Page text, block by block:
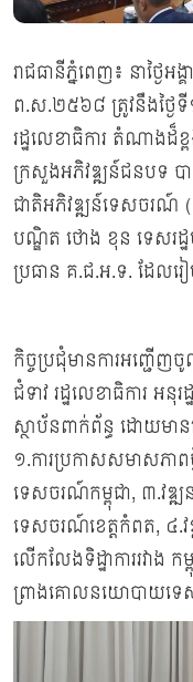
រាជធានីភ្នំពេញ៖ នាថ្ងៃអ
ព.ស.២៥៦៨ ត្រូវនឹងថ្ងៃ
រដ្ឋលេខាធិការ តំណាងដ៏ខ្
ក្រសួងអភិវឌ្ឍន៍ជនបទ ប
ជាតិអភិវឌ្ឍន៍ទេសចរណ៍
បណ្ឌិត ថោង ខុន ទេសរដ្
ប្រធាន គ.ជ.អ.ទ. ដែលរ
កិច្ចប្រជុំមានការអញ្ជើញ
ជំទាវ រដ្ឋលេខាធិការ
ស្ថាប័នពាក់ព័ន្ធ ដោយ
១.ការប្រកាសសមាសភា
ទេសចរណ៍កម្ពុជា, ៣.វឌ្ឍ
ទេសចរណ៍ខេត្តកំពត, ៤.វឌ្
លើកលែងទិដ្ឋាការរវាង
ព្រាងគោលនយោបាយទ